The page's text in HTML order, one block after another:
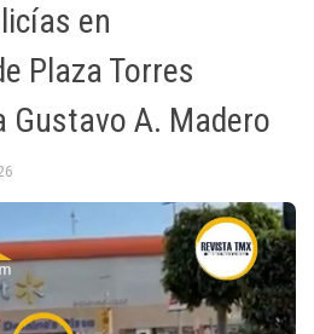
en
Plaza Torres
Gustavo A. Madero